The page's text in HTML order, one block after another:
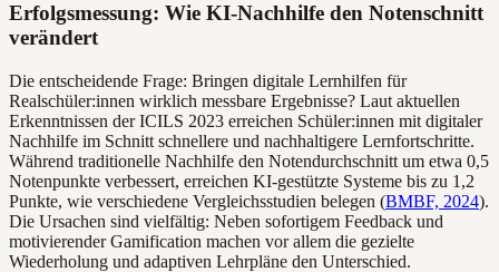
Erfolgsmessung: Wie KI-Nachhilfe den Notenschnitt
verändert
Die entscheidende Frage: Bringen digitale Lernhilfen für
Realschüler:innen wirklich messbare Ergebnisse? Laut aktuellen
Erkenntnissen der ICILS 2023 erreichen Schüler:innen mit digitaler
Nachhilfe im Schnitt schnellere und nachhaltigere Lernfortschritte.
Während traditionelle Nachhilfe den Notendurchschnitt um etwa 0,5
Notenpunkte verbessert, erreichen KI-gestützte Systeme bis zu 1,2
Punkte, wie verschiedene Vergleichsstudien belegen (BMBF, 2024).
Die Ursachen sind vielfältig: Neben sofortigem Feedback und
motivierender Gamification machen vor allem die gezielte
Wiederholung und adaptiven Lehrpläne den Unterschied.